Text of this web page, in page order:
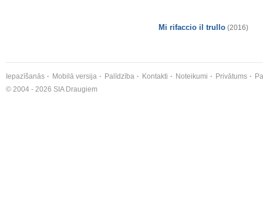
Mi rifaccio il trullo (2016)
Iepazīšanās Mobilā versija Palīdzība Kontakti Noteikumi Privātums
© 2004 - 2026 SIA Draugiem